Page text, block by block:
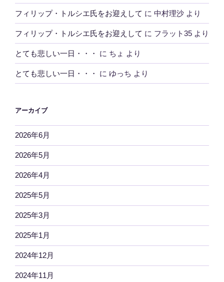
フィリップ・トルシエ氏をお迎えして に 中村理沙 より
フィリップ・トルシエ氏をお迎えして に フラット35 より
とても悲しい一日・・・ に ちょ より
とても悲しい一日・・・ に ゆっち より
アーカイブ
2026年6月
2026年5月
2026年4月
2025年5月
2025年3月
2025年1月
2024年12月
2024年11月